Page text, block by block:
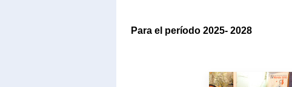
Para el período 2025- 2028